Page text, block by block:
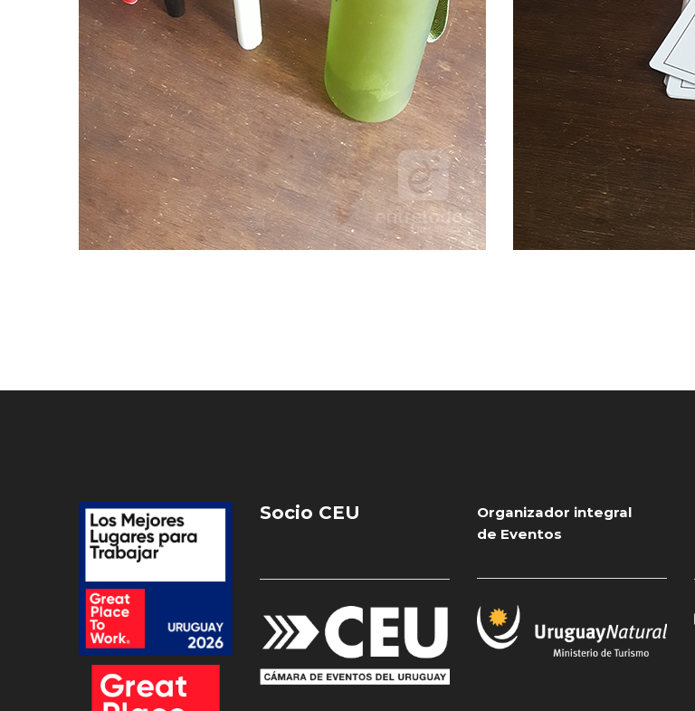
Socio CEU
Organizador integral
de Eventos